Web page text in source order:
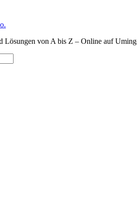
Lösungen von A bis Z – Online auf